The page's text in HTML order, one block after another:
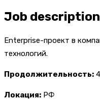
Job description
Enterprise-проект в
технологий.
Продолжительность:
Локация: РФ